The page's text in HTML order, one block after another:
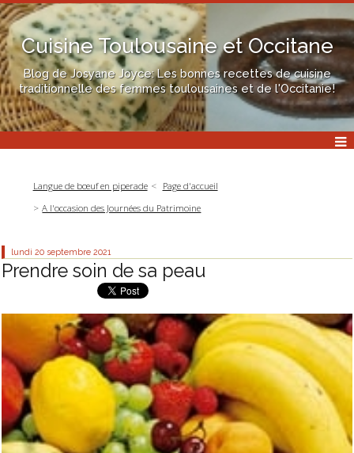
Cuisine Toulousaine et Occitane
Blog de Josyane Joyce: Les bonnes recettes de cuisine
traditionnelle des femmes toulousaines et de l'Occitanie!
Langue de bœuf en piperade
Page d'accueil
A l'occasion des Journées du Patrimoine
lundi 20 septembre 2021
Prendre soin de sa peau